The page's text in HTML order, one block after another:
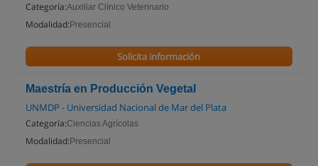
Categoría:Auxiliar Clínico Veterinario
Modalidad: Presencial
Solicita información
Maestría en Producción Vegetal
UNMDP - Universidad Nacional de Mar del Plata
Categoría:Ciencias Agrícolas
Modalidad: Presencial